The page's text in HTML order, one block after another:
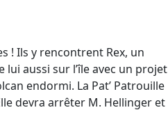
! Ils y rencontrent Rex, un
aussi sur l’île avec un projet
endormi. La Pat’ Patrouille
devra arrêter M. Hellinger et